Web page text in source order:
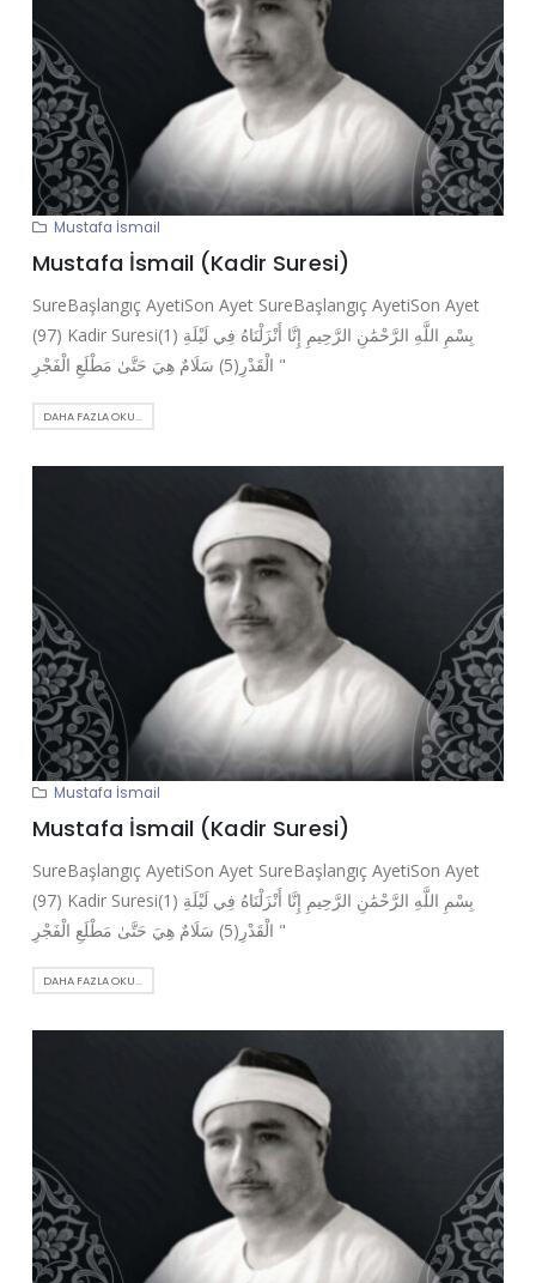
Mustafa İsmail
Mustafa İsmail (Kadir Suresi)
SureBaşlangıç AyetiSon Ayet SureBaşlangıç AyetiSon Ayet
(97) Kadir Suresi(1) بِسْمِ اللَّهِ الرَّحْمَٰنِ الرَّحِيمِ إِنَّا أَنْزَلْنَاهُ فِي لَيْلَةِ
الْقَدْرِ(5) سَلَامٌ هِيَ حَتَّىٰ مَطْلَعِ الْفَجْرِ "
DAHA FAZLA OKU...
Mustafa İsmail
Mustafa İsmail (Kadir Suresi)
SureBaşlangıç AyetiSon Ayet SureBaşlangıç AyetiSon Ayet
(97) Kadir Suresi(1) بِسْمِ اللَّهِ الرَّحْمَٰنِ الرَّحِيمِ إِنَّا أَنْزَلْنَاهُ فِي لَيْلَةِ
الْقَدْرِ(5) سَلَامٌ هِيَ حَتَّىٰ مَطْلَعِ الْفَجْرِ "
DAHA FAZLA OKU...